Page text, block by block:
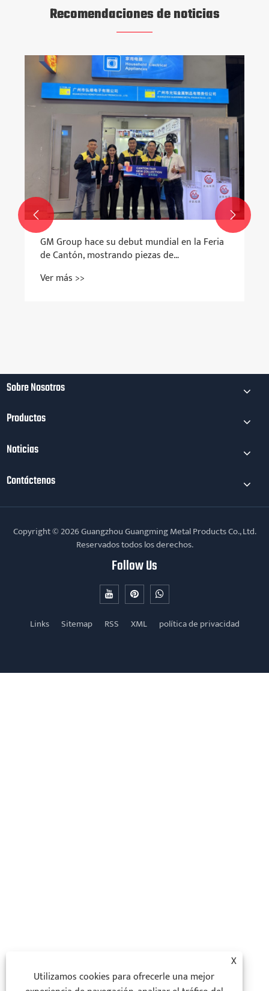
Recomendaciones de noticias
GM Group hace su debut mundial en la Feria
de Cantón, mostrando piezas de
Ver más >>
 
Sobre Nosotros
Productos
Noticias
Contáctenos
Copyright © 2026 Guangzhou Guangming Metal Products Co., Ltd.
Reservados todos los derechos.
Follow Us
Links Sitemap RSS XML política de privacidad
X
Utilizamos cookies para ofrecerle una mejor